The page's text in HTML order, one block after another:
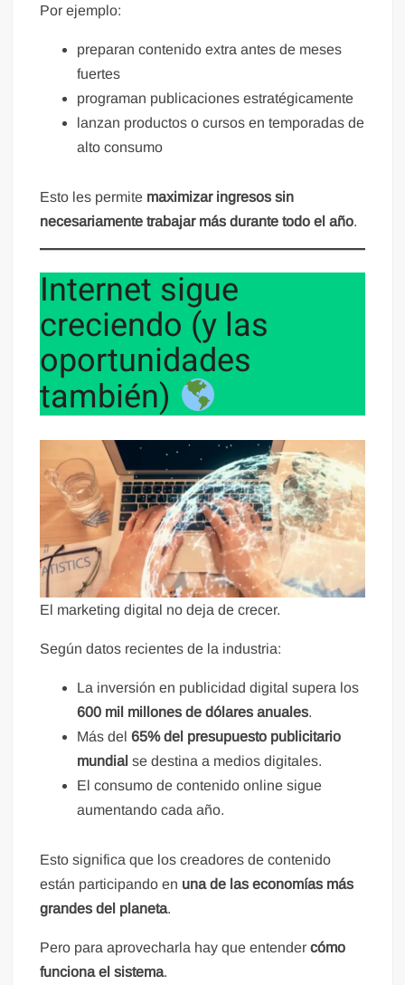
Por ejemplo:
preparan contenido extra antes de meses
fuertes
programan publicaciones estratégicamente
lanzan productos o cursos en temporadas de
alto consumo
Esto les permite maximizar ingresos sin
necesariamente trabajar más durante todo el año.
Internet sigue
creciendo (y las
oportunidades
también)
El marketing digital no deja de crecer.
Según datos recientes de la industria:
La inversión en publicidad digital supera los
600 mil millones de dólares anuales.
Más del65% del presupuesto publicitario
mundial se destina a medios digitales.
El consumo de contenido online sigue
aumentando cada año.
Esto significa que los creadores de contenido
están participando en una de las economías más
grandes del planeta.
Pero para aprovecharla hay que entendercómo
funciona el sistema.